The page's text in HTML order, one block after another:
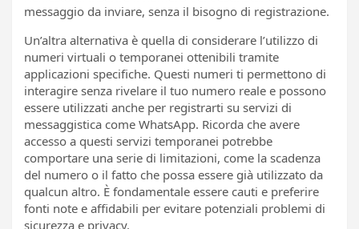
messaggio da inviare, senza il bisogno di registrazione.
Un’altra alternativa è quella di considerare l’utilizzo di
numeri virtuali o temporanei ottenibili tramite
applicazioni specifiche. Questi numeri ti permettono di
interagire senza rivelare il tuo numero reale e possono
essere utilizzati anche per registrarti su servizi di
messaggistica come WhatsApp. Ricorda che avere
accesso a questi servizi temporanei potrebbe
comportare una serie di limitazioni, come la scadenza
del numero o il fatto che possa essere già utilizzato da
qualcun altro. È fondamentale essere cauti e preferire
fonti note e affidabili per evitare potenziali problemi di
sicurezza e privacy.